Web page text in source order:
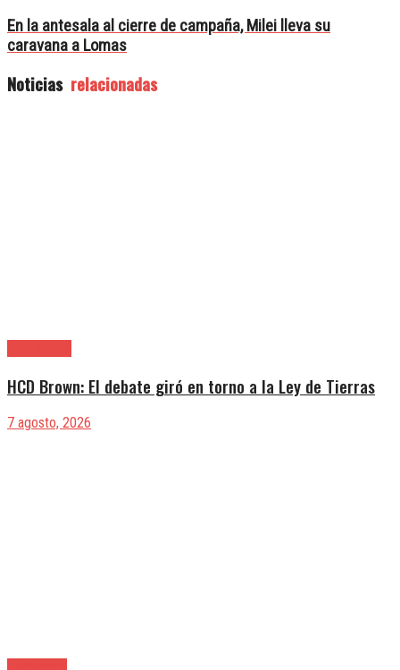
En la antesala al cierre de campaña, Milei lleva su
caravana a Lomas
Noticias relacionadas
HCD Brown: El debate giró en torno a la Ley de Tierras
7 agosto, 2026